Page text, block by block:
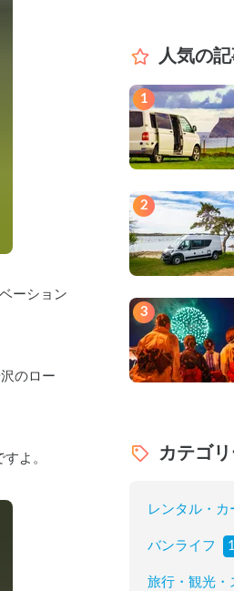
人気の
1
2
3
カテゴ
レンタル・カ
バンライフ
旅行・観光・